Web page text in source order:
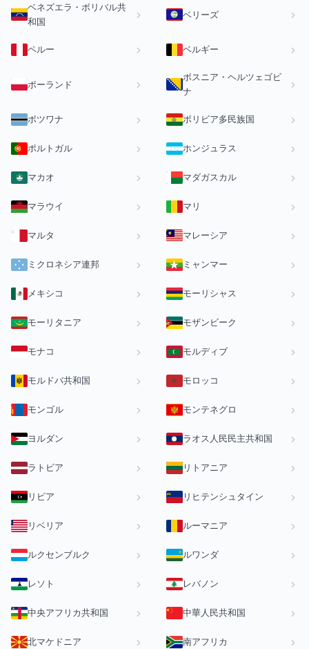
ベネズエラ・ボリバル共
和国
ベリーズ
ペルー ベルギー
ポーランド
ボスニア・ヘルツェゴビ
ナ
ボツワナ ボリビア多民族国
ポルトガル ホンジュラス
マカオ マダガスカル
マラウイ マリ
マルタ マレーシア
ミクロネシア連邦 ミャンマー
メキシコ モーリシャス
モーリタニア モザンビーク
モナコ モルディブ
モルドバ共和国 モロッコ
モンゴル モンテネグロ
ヨルダン ラオス人民民主共和国
ラトビア リトアニア
リビア リヒテンシュタイン
リベリア ルーマニア
ルクセンブルク ルワンダ
レソト レバノン
中央アフリカ共和国 中華人民共和国
北マケドニア 南アフリカ